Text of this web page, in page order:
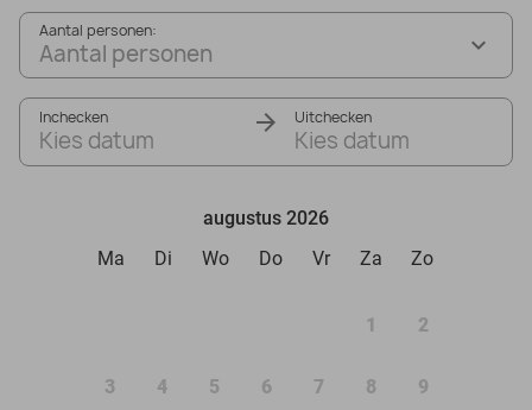
Aantal personen:
Aantal personen
Inchecken
Kies datum
Uitchecken
Kies datum
augustus 2026
Ma
Di Wo Do Vr Za Zo
1 2
3 4 5 6 7 8 9